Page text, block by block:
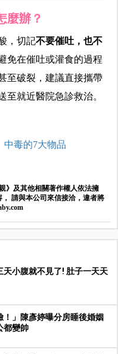
麼辦？
，切記不要催吐，也不
免在催吐或灌食的過程
至破裂，建議直接攜帶
至就近醫院急診救治。
中毒的7大物品
》及其他相關著作權人依法擁
請與本公司來信接洽，違者將
天小腹就不見了! 肚子一天天
！」陳彥婷曝分房睡後婚姻
都變帥